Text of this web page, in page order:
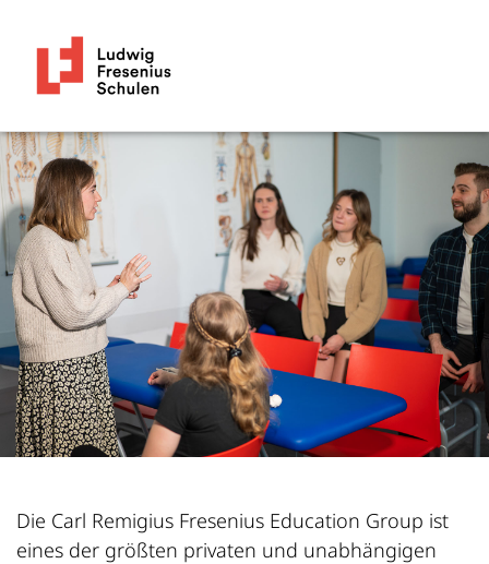
Die Carl Remigius Fresenius Education Group ist
eines der größten privaten und unabhängigen